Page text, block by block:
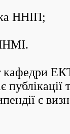
ННІП;
є